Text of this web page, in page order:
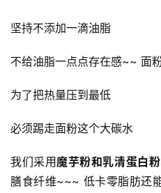
提
专
益
善
坚持不添加一滴油脂
不给油脂一点点存在感~~ 面
为了把热量压到最低
必须踢走面粉这个大碳水
我们采用魔芋粉和乳清蛋白
膳食纤维~~~ 低卡零脂肪还